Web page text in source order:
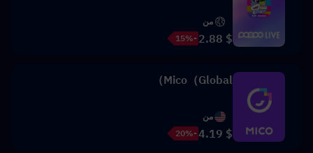
من
$ 2.88
-15%
Mico（Global）
من
$ 4.19
-20%